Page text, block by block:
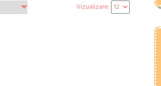
Vizualizare: